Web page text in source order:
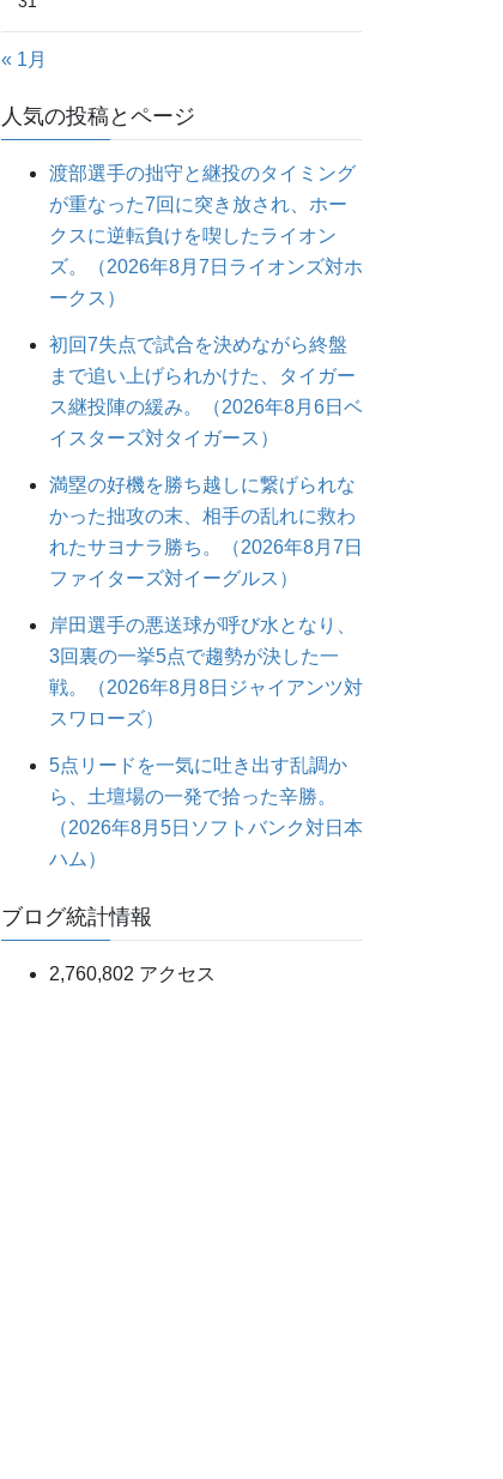
« 1月
人気の投稿とページ
渡部選手の拙守と継投のタイミング
が重なった7回に突き放され、ホー
クスに逆転負けを喫したライオン
ズ。（2026年8月7日ライオンズ対ホ
ークス）
初回7失点で試合を決めながら終盤
まで追い上げられかけた、タイガー
ス継投陣の緩み。（2026年8月6日ベ
イスターズ対タイガース）
満塁の好機を勝ち越しに繋げられな
かった拙攻の末、相手の乱れに救わ
れたサヨナラ勝ち。（2026年8月7日
ファイターズ対イーグルス）
岸田選手の悪送球が呼び水となり、
3回裏の一挙5点で趨勢が決した一
戦。（2026年8月8日ジャイアンツ対
スワローズ）
5点リードを一気に吐き出す乱調か
ら、土壇場の一発で拾った辛勝。
（2026年8月5日ソフトバンク対日本
ハム）
ブログ統計情報
2,760,802 アクセス